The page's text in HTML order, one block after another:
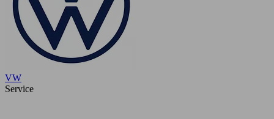
VW
Service